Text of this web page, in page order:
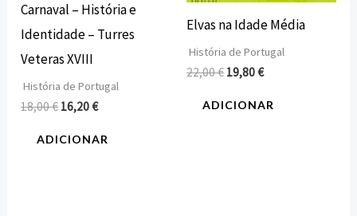
Carnaval – História e
Identidade – Turres
Veteras XVIII
História de Portugal
18,00€ 16,20€
ADICIONAR
Elvas na Idade Média
História de Portugal
22,00€ 19,80€
ADICIONAR